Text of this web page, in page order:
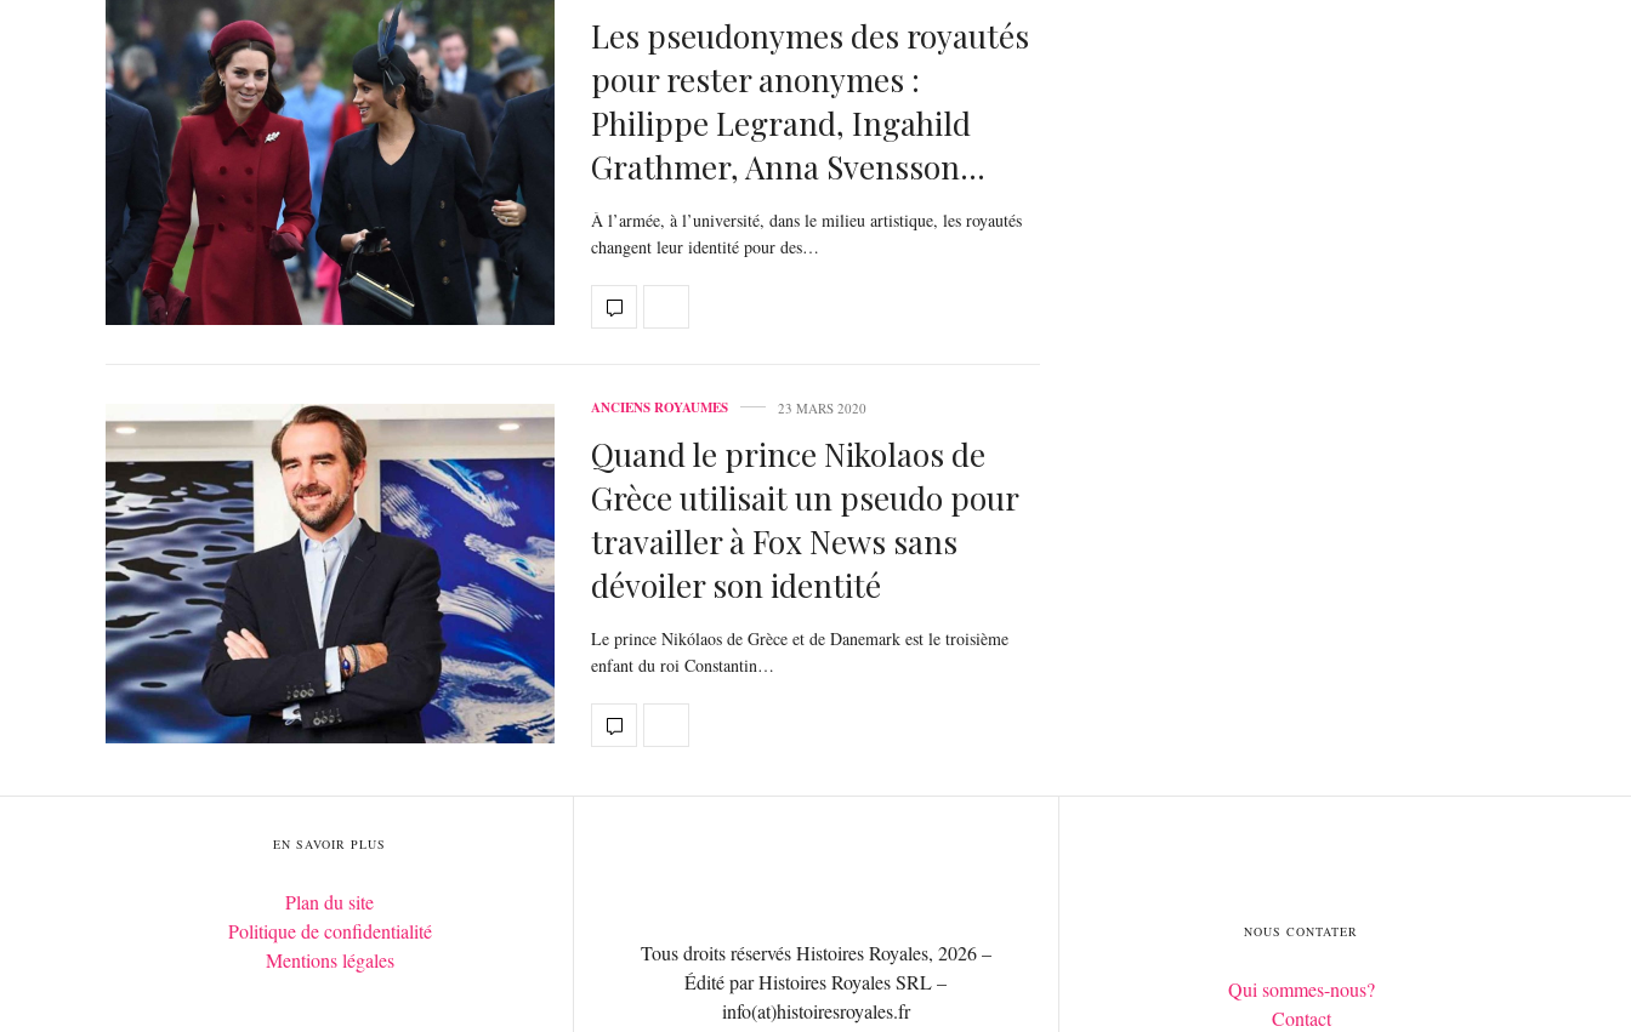
Les pseudonymes des royautés
pour rester anonymes :
Philippe Legrand, Ingahild
Grathmer, Anna Svensson…
À l’armée, à l’université, dans le milieu artistique, les royautés
changent leur identité pour des…
ANCIENS ROYAUMES 23 MARS 2020
Quand le prince Nikolaos de
Grèce utilisait un pseudo pour
travailler à Fox News sans
dévoiler son identité
Le prince Nikólaos de Grèce et de Danemark est le troisième
enfant du roi Constantin…
EN SAVOIR PLUS
Plan du site
Politique de confidentialité
Mentions légales
Tous droits réservés Histoires Royales, 2026 –
Édité par Histoires Royales SRL –
info(at)histoiresroyales.fr
NOUS CONTATER
Qui sommes-nous?
Contact